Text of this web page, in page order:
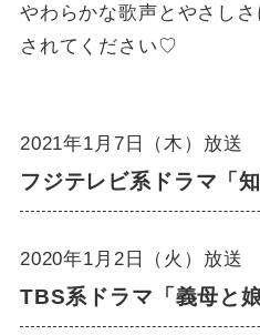
やわらかな歌声とやさし
されてください♡
2021年1月7日（木）放送
フジテレビ系ドラマ「
2020年1月2日（火）放送
TBS系ドラマ「義母と